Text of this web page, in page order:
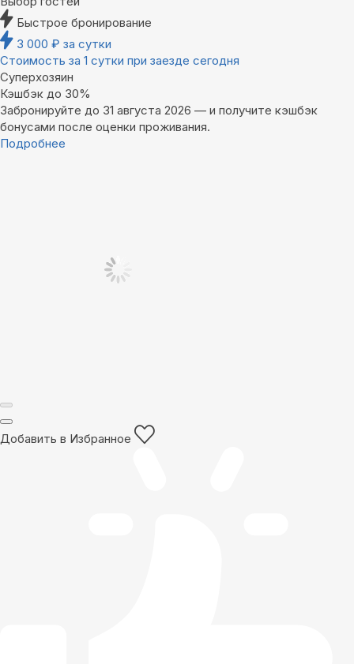
Быстрое бронирование
3 000 ₽ за сутки
Стоимость за 1 сутки при заезде сегодня
Суперхозяин
Кэшбэк до 30%
Забронируйте до 31 августа 2026 — и получите кэшбэк
бонусами после оценки проживания.
Подробнее
Добавить в Избранное